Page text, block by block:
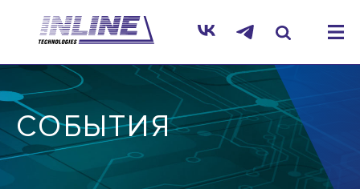
СОБЫТИЯ